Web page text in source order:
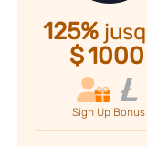
125%
$1000
Sign Up Bonus